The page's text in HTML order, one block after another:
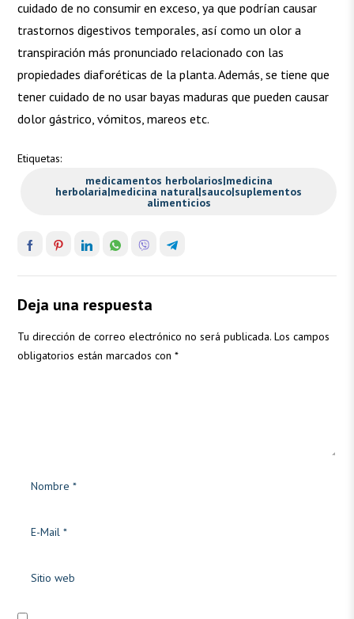
cuidado de no consumir en exceso, ya que podrían causar
trastornos digestivos temporales, así como un olor a
transpiración más pronunciado relacionado con las
propiedades diaforéticas de la planta. Además, se tiene que
tener cuidado de no usar bayas maduras que pueden causar
dolor gástrico, vómitos, mareos etc.
Etiquetas:
medicamentos herbolarios|medicina
herbolaria|medicina natural|sauco|suplementos
alimenticios
Deja una respuesta
Tu dirección de correo electrónico no será publicada. Los campos
obligatorios están marcados con*